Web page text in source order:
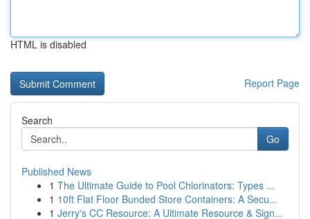
HTML is disabled
Report Page
Search
Go
Published News
1 The Ultimate Guide to Pool Chlorinators: Types ...
1 10ft Flat Floor Bunded Store Containers: A Secu...
1 Jerry's CC Resource: A Ultimate Resource & Sign...